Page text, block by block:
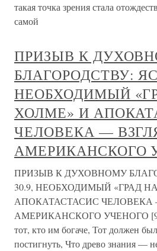
такая точка зрения стала
самой
ПРИЗЫВ К
БЛАГОРОДСТВУ:
НЕОБХОДИМЫЙ
ХОЛМЕ» И
ЧЕЛОВЕКА —
АМЕРИКАНСКОГО
ПРИЗЫВ К ДУХОВНОМУ
30.9, НЕОБХОДИМЫЙ «ГРАД
АПОКАТАСТАСИС ЧЕЛОВЕКА
АМЕРИКАНСКОГО УЧЕНОГО
тот, кто им богаче, Тот должен
постигнуть, Что древо знания —